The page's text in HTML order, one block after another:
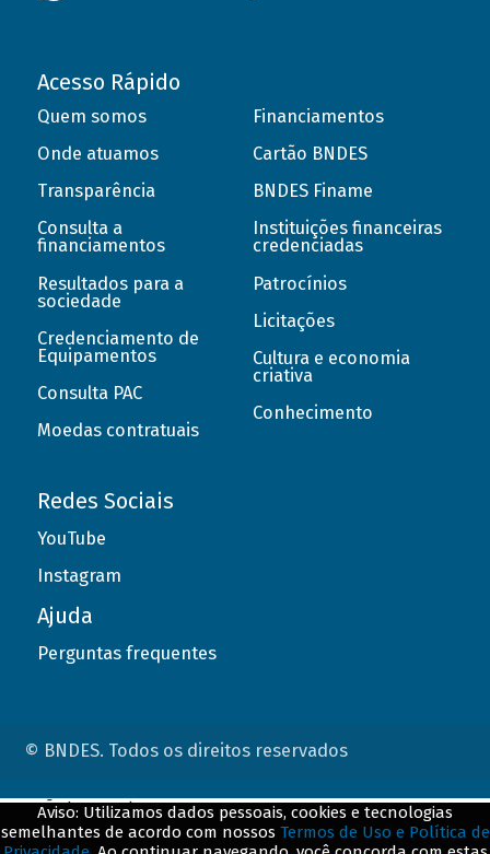
Acesso Rápido
Quem somos
Onde atuamos
Transparência
Consulta a
financiamentos
Resultados para a
sociedade
Credenciamento de
Equipamentos
Consulta PAC
Moedas contratuais
Financiamentos
Cartão BNDES
BNDES Finame
Instituições financeiras
credenciadas
Patrocínios
Licitações
Cultura e economia
criativa
Conhecimento
Redes Sociais
YouTube
Instagram
Ajuda
Perguntas frequentes
© BNDES. Todos os direitos reservados
Aviso: Utilizamos dados pessoais, cookies e tecnologias
semelhantes de acordo com nossos Termos de Uso e Política de
ConteÃºdo complementar
${title}${badge}